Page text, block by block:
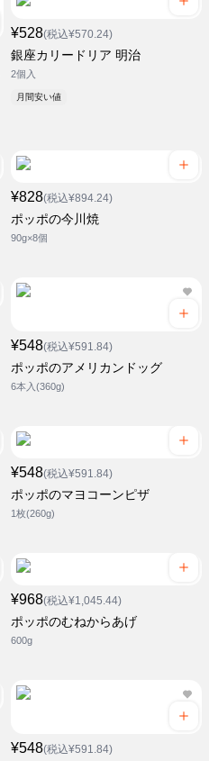
¥528(税込¥570.24)
銀座カリードリア 明治
2個入
月間安い値
¥828(税込¥894.24)
ポッポの今川焼
90g×8個
¥548(税込¥591.84)
ポッポのアメリカンドッグ
6本入(360g)
¥548(税込¥591.84)
ポッポのマヨコーンピザ
1枚(260g)
¥968(税込¥1,045.44)
ポッポのむねからあげ
600g
¥548(税込¥591.84)